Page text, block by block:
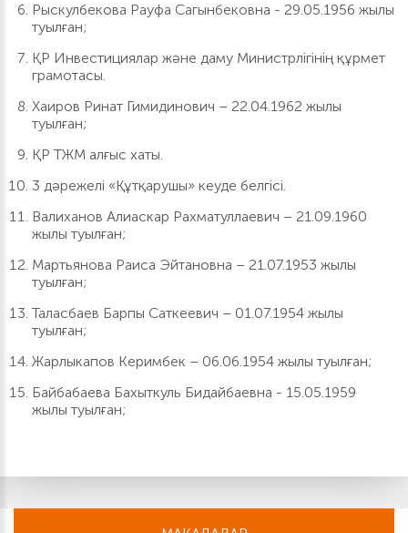
Рыскулбекова Рауфа Сагынбековна - 29.05.1956 жылы
туылған;
ҚР Инвестициялар және даму Министрлігінің құрмет
грамотасы.
Хаиров Ринат Гимидинович – 22.04.1962 жылы
туылған;
ҚР ТЖМ алғыс хаты.
3 дәрежелі «Құтқарушы» кеуде белгісі.
Валиханов Алиаскар Рахматуллаевич – 21.09.1960
жылы туылған;
Мартьянова Раиса Эйтановна – 21.07.1953 жылы
туылған;
Таласбаев Барпы Саткеевич – 01.07.1954 жылы
туылған;
Жарлыкапов Керимбек – 06.06.1954 жылы туылған;
Байбабаева Бахыткуль Бидайбаевна - 15.05.1959
жылы туылған;